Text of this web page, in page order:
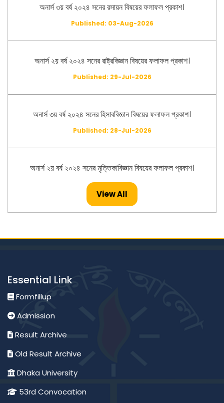
অনার্স ৩য় বর্ষ ২০২৪ সনের রসায়ন বিষয়ের ফলাফল প্রকাশ।
Published: 03-Aug-2026
অনার্স ২য় বর্ষ ২০২৪ সনের রাষ্ট্রবিজ্ঞান বিষয়ের ফলাফল প্রকাশ।
Published: 29-Jul-2026
অনার্স ৩য় বর্ষ ২০২৪ সনের হিসাববিজ্ঞান বিষয়ের ফলাফল প্রকাশ।
Published: 28-Jul-2026
অনার্স ২য় বর্ষ ২০২৪ সনের মৃত্তিকাবিজ্ঞান বিষয়ের ফলাফল প্রকাশ।
Published: 26-Jul-2026
Published: 23-Jul-2026
মাস্টার্স -২০২৪ সনের হিসাববিজ্ঞান বিষয়ের ফলাফল প্রকাশ।
View All
Essential Link
Formfillup
Admission
Result Archive
Old Result Archive
Dhaka University
53rd Convocation